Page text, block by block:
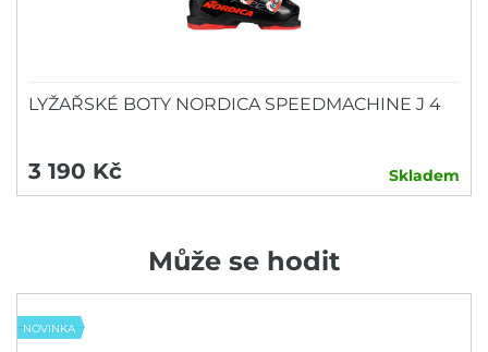
LYŽAŘSKÉ BOTY NORDICA SPEEDMACHINE J 4
3 190 Kč Skladem
Může se hodit
NOVINKA